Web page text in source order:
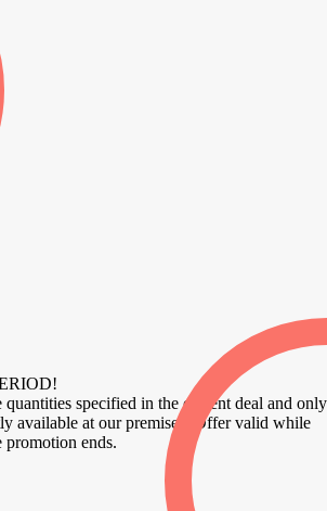
specified in the current deal and only
available at our premises. Offer valid while
promotion ends.